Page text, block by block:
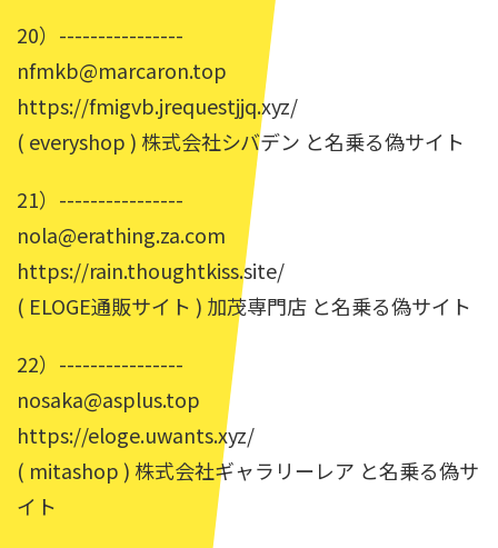
20）----------------
nfmkb@marcaron.top
https://fmigvb.jrequestjjq.xyz/
( everyshop ) 株式会社シバデン と名乗る偽サイト
21）----------------
nola@erathing.za.com
https://rain.thoughtkiss.site/
( ELOGE通販サイト ) 加茂専門店 と名乗る偽サイト
22）----------------
nosaka@asplus.top
https://eloge.uwants.xyz/
( mitashop ) 株式会社ギャラリーレア と名乗る偽サ
イト